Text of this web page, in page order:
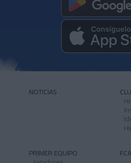
NOTICIAS
PRIMER EQUIPO